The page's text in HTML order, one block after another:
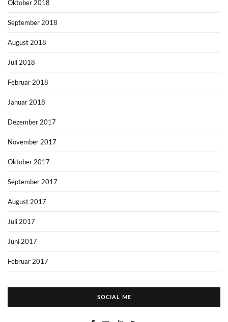
Oktober 2018
September 2018
August 2018
Juli 2018
Februar 2018
Januar 2018
Dezember 2017
November 2017
Oktober 2017
September 2017
August 2017
Juli 2017
Juni 2017
Februar 2017
SOCIAL ME